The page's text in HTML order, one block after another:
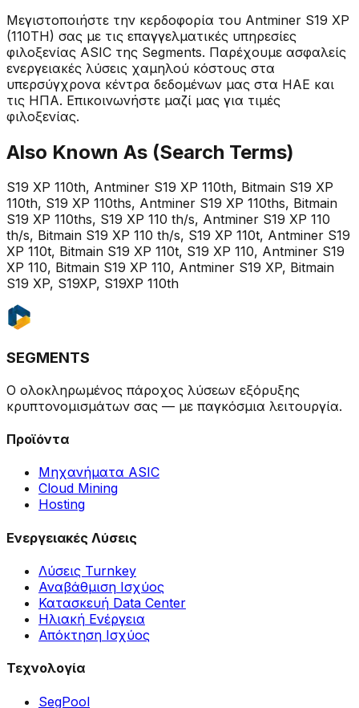
Μεγιστοποιήστε την κερδοφορία του Antminer S19 XP
(110TH) σας με τις επαγγελματικές υπηρεσίες
φιλοξενίας ASIC της Segments. Παρέχουμε ασφαλείς
ενεργειακές λύσεις χαμηλού κόστους στα
υπερσύγχρονα κέντρα δεδομένων μας στα ΗΑΕ και
τις ΗΠΑ. Επικοινωνήστε μαζί μας για τιμές
φιλοξενίας.
Also Known As (Search Terms)
S19 XP 110th, Antminer S19 XP 110th, Bitmain S19 XP
110th, S19 XP 110ths, Antminer S19 XP 110ths, Bitmain
S19 XP 110ths, S19 XP 110 th/s, Antminer S19 XP 110
th/s, Bitmain S19 XP 110 th/s, S19 XP 110t, Antminer S19
XP 110t, Bitmain S19 XP 110t, S19 XP 110, Antminer S19
XP 110, Bitmain S19 XP 110, Antminer S19 XP, Bitmain
S19 XP, S19XP, S19XP 110th
SEGMENTS
Ο ολοκληρωμένος πάροχος λύσεων εξόρυξης
κρυπτονομισμάτων σας — με παγκόσμια λειτουργία.
Προϊόντα
Μηχανήματα ASIC
Cloud Mining
Hosting
Ενεργειακές Λύσεις
Λύσεις Turnkey
Αναβάθμιση Ισχύος
Κατασκευή Data Center
Ηλιακή Ενέργεια
Απόκτηση Ισχύος
Τεχνολογία
SegPool